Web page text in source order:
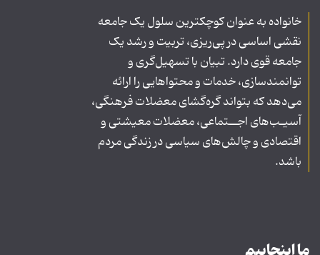
خانواده به عنوان کوچکترین سلول یک جامعه
نقشی اساسی در پی‌ریزی، تربیت و رشد یک
جامعه قوی دارد. تبیان با تسهیل‌گری و
توانمندسازی، خدمات و محتواهایی را ارائه
می‌دهد که بتواند گره‌گشای معضلات فرهنگی،
آسیـب‌های اجــتماعی، معضلات معیشتی و
اقتصادی و چالش‌های سیاسی در زندگی مردم
باشد.